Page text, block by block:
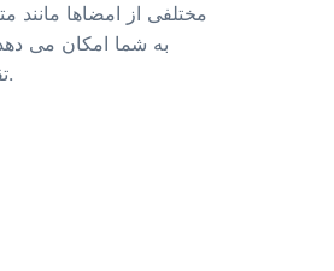
مختلفی از امضاها مانند
تقریباً هر نوع داده ای از جمله ابرداده پنهان امضا کنید.